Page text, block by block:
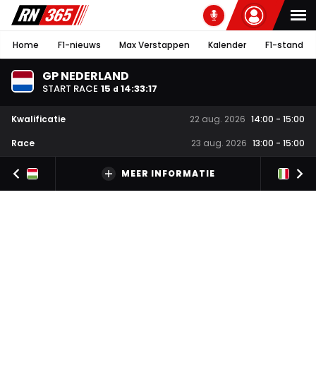
Home F1-nieuws Max Verstappen Kalender F1-stand
GP NEDERLAND
START RACE 15 d 14:33:16
Kwalificatie 22 aug. 2026 14:00 - 15:00
Race
23 aug. 2026 13:00 - 15:00
MEER INFORMATIE